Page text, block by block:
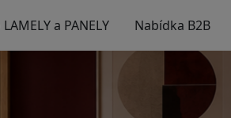
a PANELY Nabídka B2B